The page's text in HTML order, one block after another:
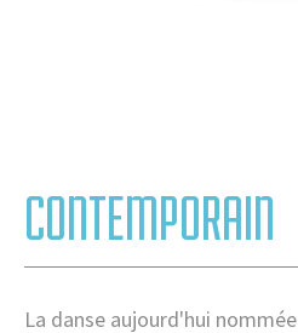
CONTEMPORAIN
MODERN JAZZ CONTEMPORAIN
MINDFUL STRETCHING / BODY CARE
DANSES DE MARIAGE
CONTEMPORAIN
La danse aujourd'hui nommée